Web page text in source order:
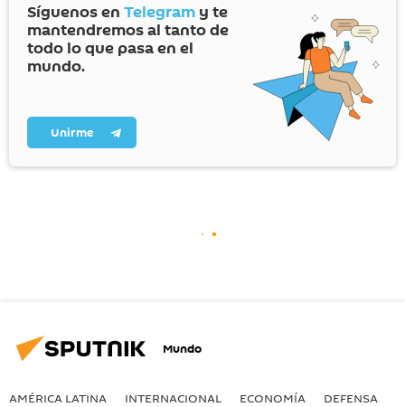
Síguenos en Telegram y te
mantendremos al tanto de
todo lo que pasa en el
mundo.
Unirme
Mundo
AMÉRICA LATINA INTERNACIONAL ECONOMÍA DEFENSA